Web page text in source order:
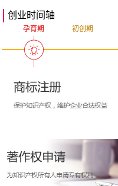
创业时间轴
孕育期 初创期